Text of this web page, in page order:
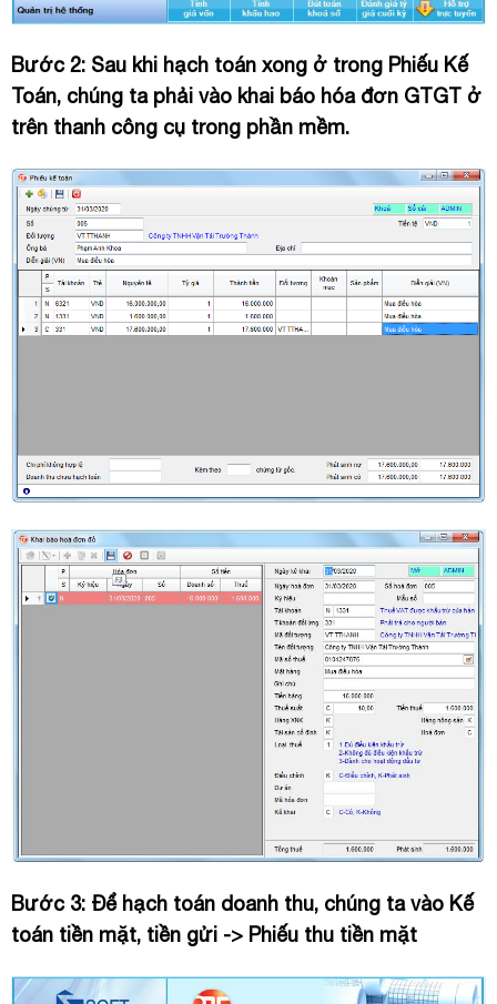
Bước 2: Sau khi hạch toán xong ở trong Phiếu Kế
Toán, chúng ta phải vào khai báo hóa đơn GTGT ở
trên thanh công cụ trong phần mềm.
Bước 3: Để hạch toán doanh thu, chúng ta vào Kế
toán tiền mặt, tiền gửi -> Phiếu thu tiền mặt